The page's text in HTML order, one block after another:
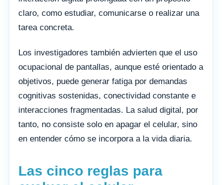
claro, como estudiar, comunicarse o realizar una
tarea concreta.
Los investigadores también advierten que el uso
ocupacional de pantallas, aunque esté orientado a
objetivos, puede generar fatiga por demandas
cognitivas sostenidas, conectividad constante e
interacciones fragmentadas. La salud digital, por
tanto, no consiste solo en apagar el celular, sino
en entender cómo se incorpora a la vida diaria.
Las cinco reglas para